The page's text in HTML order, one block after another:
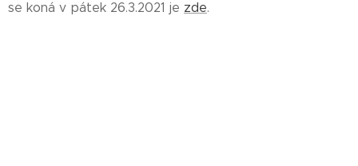
se koná v pátek 26.3.2021 je zde.